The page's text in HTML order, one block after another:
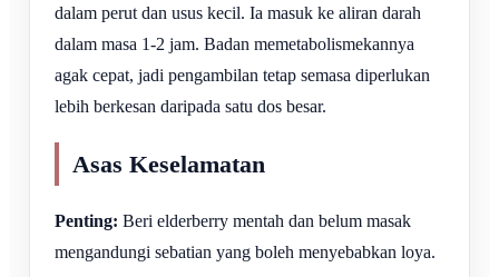
dalam perut dan usus kecil. Ia masuk ke aliran darah
dalam masa 1-2 jam. Badan memetabolismekannya
agak cepat, jadi pengambilan tetap semasa diperlukan
lebih berkesan daripada satu dos besar.
Asas Keselamatan
Penting: Beri elderberry mentah dan belum masak
mengandungi sebatian yang boleh menyebabkan loya.